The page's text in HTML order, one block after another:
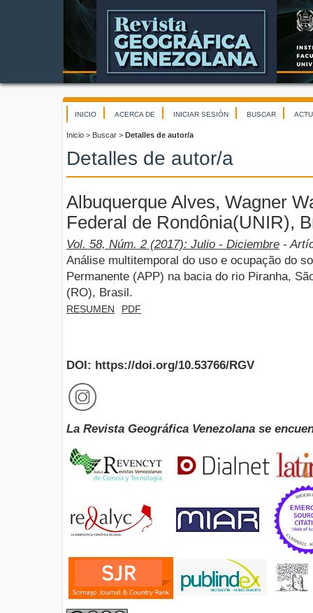
INICIO ACERCA DE INICIAR SESIÓN BUSCAR
Inicio > Buscar > Detalles de autor/a
Detalles de autor/a
Albuquerque Alves, Wagner
Federal de Rondônia(UNIR),
Vol. 58, Núm. 2 (2017): Julio - Diciembre -
Análise multitemporal do uso e ocupação do
Permanente (APP) na bacia do rio Piranha,
(RO), Brasil.
RESUMEN PDF
DOI: https://doi.org/10.53766/RGV
La Revista Geográfica Venezolana se